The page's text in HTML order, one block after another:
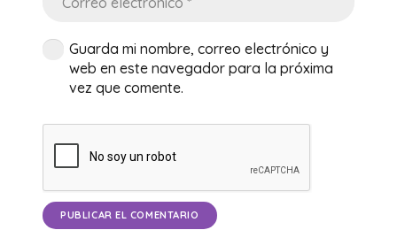
Guarda mi nombre, correo electrónico y
web en este navegador para la próxima
vez que comente.
PUBLICAR EL COMENTARIO